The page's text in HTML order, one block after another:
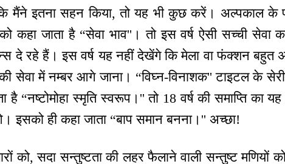
कि मैंने इतना सहन किया, तो यह भी कुछ करें। अल्पकाल के
कहा जाता है “सेवा भाव''। तो इस वर्ष ऐसी सच्ची सेवा
दे रहे हैं। इस वर्ष यह नहीं देखेंगे कि मेला वा फंक्शन बहुत
सेवा में नम्बर आगे जाना। “विघ्न-विनाशक'' टाइटल के
है “नष्टोमोहा स्मृति स्वरूप।'' तो 18 वर्ष की समाप्ति का
इसको ही कहा जाता “बाप समान बनना।'' अच्छा!
को, सदा सन्तुष्टता की लहर फैलाने वाली सन्तुष्ट मणियों